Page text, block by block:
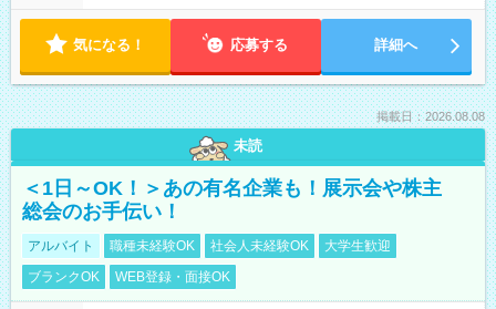
気になる！ 応募する 詳細へ
掲載日：2026.08.08
未読
＜1日～OK！＞あの有名企業も！展示会や株主
総会のお手伝い！
アルバイト 職種未経験OK 社会人未経験OK
大学生歓迎
ブランクOK
WEB登録・面接OK